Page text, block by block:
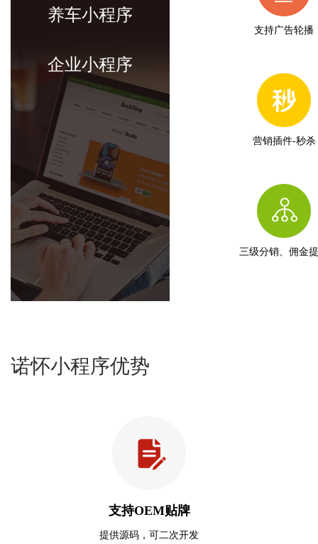
养车小程序
企业小程序
支持广告轮播
营销插件-秒杀
三级分销、佣金
诺怀小程序优势
支持OEM贴牌
提供源码，可二次开发